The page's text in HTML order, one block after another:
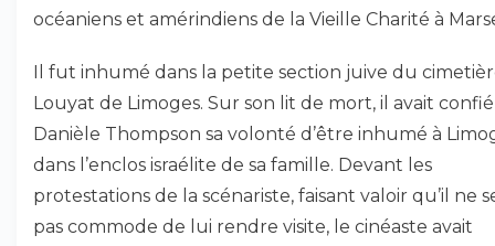
océaniens et amérindiens de la Vieille Charité à
Il fut inhumé dans la petite section juive du
Louyat de Limoges. Sur son lit de mort, il avait
Danièle Thompson sa volonté d’être inhumé à
dans l’enclos israélite de sa famille. Devant les
protestations de la scénariste, faisant valoir qu’il ne
pas commode de lui rendre visite, le cinéaste avait